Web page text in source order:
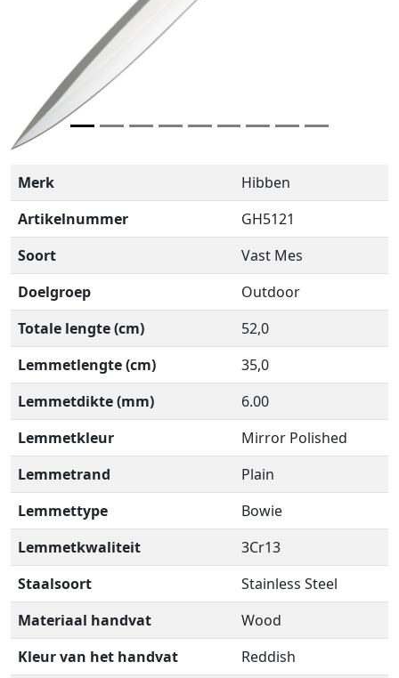
Merk
Hibben
Artikelnummer
GH5121
Soort
Vast Mes
Doelgroep
Outdoor
Totale lengte (cm)
52,0
Lemmetlengte (cm)
35,0
Lemmetdikte (mm)
6.00
Lemmetkleur
Mirror Polished
Lemmetrand
Plain
Lemmettype
Bowie
Lemmetkwaliteit
3Cr13
Staalsoort
Stainless Steel
Materiaal handvat
Wood
Kleur van het handvat
Reddish